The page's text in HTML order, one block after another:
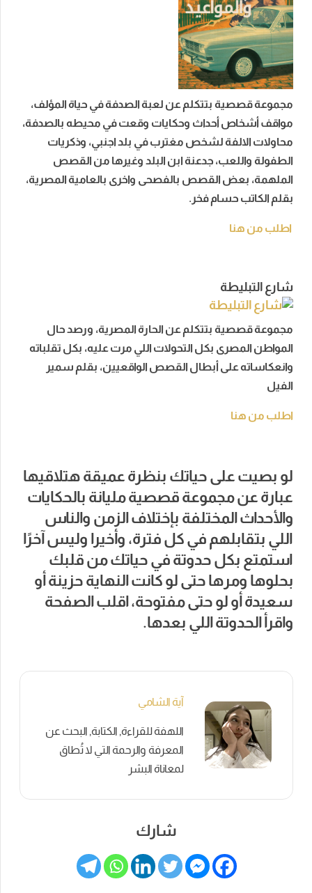
مجموعة قصصية بتتكلم عن لعبة الصدفة في حياة المؤلف،
مواقف أشخاص أحداث وحكايات وقعت في محيطه بالصدفة،
محاولات الالفة لشخص مغترب في بلد اجنبي، وذكريات
الطفولة واللعب، جدعنة ابن البلد وغيرها من القصص
الملهمة، بعض القصص بالفصحى واخرى بالعامية المصرية،
بقلم الكاتب حسام فخر.
اطلب من هنا
شارع التبليطة
مجموعة قصصية بتتكلم عن الحارة المصرية، ورصد حال
المواطن المصرى بكل التحولات اللي مرت عليه، بكل تقلباته
وانعكاساته على أبطال القصص الواقعيين، بقلم سمير
الفيل
اطلب من هنا
لو بصيت على حياتك بنظرة عميقة هتلاقيها
عبارة عن مجموعة قصصية مليانة بالحكايات
والأحداث المختلفة بإختلاف الزمن والناس
اللي بتقابلهم في كل فترة، وأخيرا وليس آخرًا
استمتع بكل حدوتة في حياتك من قلبك
بحلوها ومرها حتى لو كانت النهاية حزينة أو
سعيدة أو لو حتى مفتوحة، اقلب الصفحة
واقرأ الحدوتة اللي بعدها.
آية الشامي
اللهفة للقراءة, الكتابة, البحث عن
المعرفة والرحمة التي لا تُطاق
لمعاناة البشر
شارك